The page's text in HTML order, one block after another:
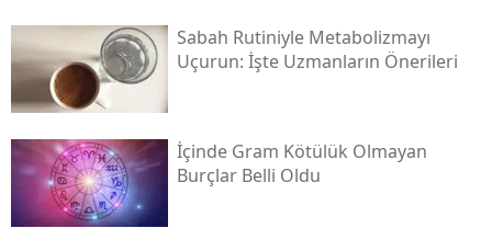
Sabah Rutiniyle Metabolizmayı
Uçurun: İşte Uzmanların Önerileri
İçinde Gram Kötülük Olmayan
Burçlar Belli Oldu